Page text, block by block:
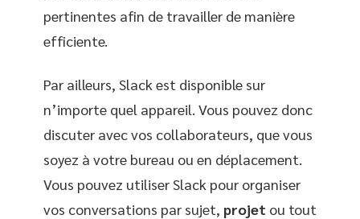
pertinentes afin de travailler de manière
efficiente.
Par ailleurs, Slack est disponible sur
n’importe quel appareil. Vous pouvez donc
discuter avec vos collaborateurs, que vous
soyez à votre bureau ou en déplacement.
Vous pouvez utiliser Slack pour organiser
vos conversations par sujet, projet ou tout